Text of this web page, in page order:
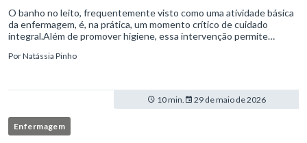
O banho no leito, frequentemente visto como uma atividade básica
da enfermagem, é, na prática, um momento crítico de cuidado
integral.Além de promover higiene, essa intervenção permite
PorNatássia Pinho
10 min. 29 de maio de 2026
Enfermagem